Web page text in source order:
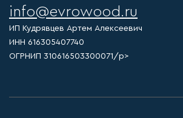
info@evrowood.ru
ИП Кудрявцев Артем Алексеевич
ИНН 616305407740
ОГРНИП 310616503300071/p>